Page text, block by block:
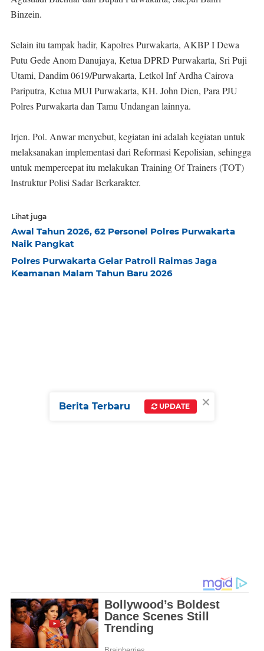
Binzein.
Selain itu tampak hadir, Kapolres Purwakarta, AKBP I Dewa
Putu Gede Anom Danujaya, Ketua DPRD Purwakarta, Sri Puji
Utami, Dandim 0619/Purwakarta, Letkol Inf Ardha Cairova
Pariputra, Ketua MUI Purwakarta, KH. John Dien, Para PJU
Polres Purwakarta dan Tamu Undangan lainnya.
Irjen. Pol. Anwar menyebut, kegiatan ini adalah kegiatan untuk
melaksanakan implementasi dari Reformasi Kepolisian, sehingga
untuk mempercepat itu melakukan Training Of Trainers (TOT)
Instruktur Polisi Sadar Berkarakter.
Lihat juga
Awal Tahun 2026, 62 Personel Polres Purwakarta
Naik Pangkat
Polres Purwakarta Gelar Patroli Raimas Jaga
Keamanan Malam Tahun Baru 2026
×
Berita Terbaru UPDATE